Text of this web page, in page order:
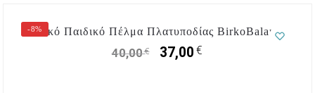
-8%
Ολικό Παιδικό Πέλμα Πλατυποδίας BirkoBalance
40,00€ 37,00€